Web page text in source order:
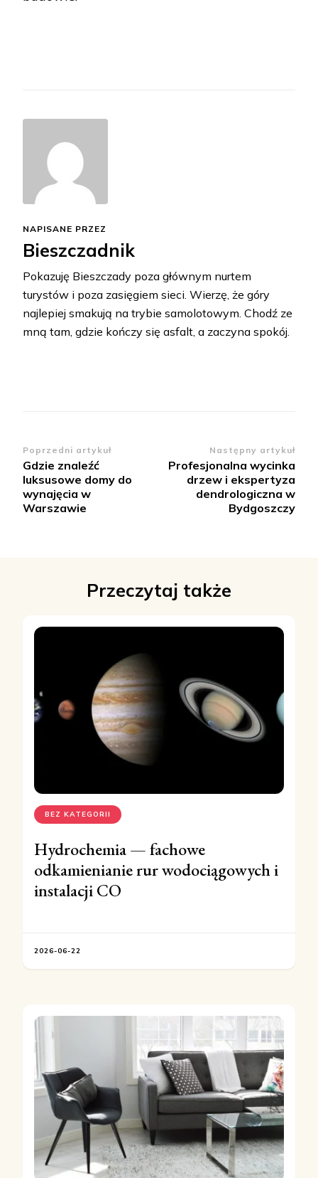
NAPISANE PRZEZ
Bieszczadnik
Pokazuję Bieszczady poza głównym nurtem
turystów i poza zasięgiem sieci. Wierzę, że góry
najlepiej smakują na trybie samolotowym. Chodź ze
mną tam, gdzie kończy się asfalt, a zaczyna spokój.
Zobacz
wpisy
Poprzedni artykuł
Gdzie znaleźć
luksusowe domy do
wynajęcia w
Warszawie
Następny artykuł
Profesjonalna wycinka
drzew i ekspertyza
dendrologiczna w
Bydgoszczy
Przeczytaj także
BEZ KATEGORII
Hydrochemia — fachowe
odkamienianie rur wodociągowych i
instalacji CO
2026-06-22